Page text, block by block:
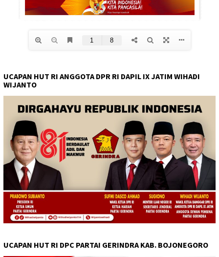
UCAPAN HUT RI ANGGOTA DPR RI DAPIL IX JATIM WIHADI
WIJANTO
UCAPAN HUT RI DPC PARTAI GERINDRA KAB. BOJONEGORO